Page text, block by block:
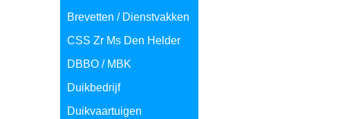
Brevetten / Dienstvakken
CSS Zr Ms Den Helder
DBBO / MBK
Duikbedrijf
Duikvaartuigen